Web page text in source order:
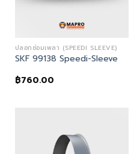
ปลอกซ่อมเพลา (SPEEDI SLEEVE)
SKF 99138 Speedi-Sleeve
฿760.00